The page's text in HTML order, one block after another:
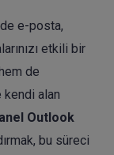
e-posta,
etkili bir
de
kendi alan
Outlook
bu süreci